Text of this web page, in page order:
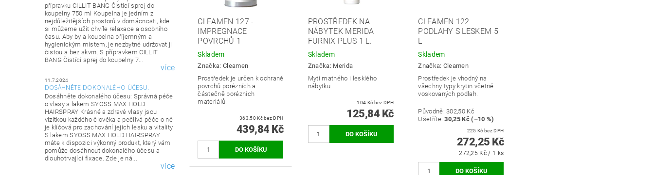
přípravku CILLIT BANG Čistící sprej do
koupelny 750 ml Koupelna je jedním z
nejdůležitějších prostorů v domácnosti, kde
si můžeme užít chvíle relaxace a osobního
času. Aby byla koupelna příjemným a
hygienickým místem, je nezbytné udržovat ji
čistou a bez skvrn. S přípravkem CILLIT
BANG Čistící sprej do koupelny 7...
více
11.7.2024
DOSÁHNĚTE DOKONALÉHO ÚČESU.
Dosáhněte dokonalého účesu: Správná péče
o vlasy s lakem SYOSS MAX HOLD
HAIRSPRAY Krásné a zdravé vlasy jsou
vizitkou každého člověka a pečlivá péče o ně
je klíčová pro zachování jejich lesku a vitality.
S lakem SYOSS MAX HOLD HAIRSPRAY
máte k dispozici výkonný produkt, který vám
pomůže dosáhnout dokonalého účesu a
dlouhotrvající fixace. Zde je ná...
více
CLEAMEN 127 -
IMPREGNACE
POVRCHŮ 1
Skladem
Značka: Cleamen
Prostředek je určen k ochraně
povrchů porézních a
částečně porézních
materiálů.
363,50 Kč bez DPH
439,84 Kč
PROSTŘEDEK NA
NÁBYTEK MERIDA
FURNIX PLUS 1 L.
Skladem
Značka: Merida
Mytí matného i lesklého
nábytku.
104 Kč bez DPH
125,84 Kč
CLEAMEN 122
PODLAHY S LESKEM 5
L
Skladem
Značka: Cleamen
Prostředek je vhodný na
všechny typy krytin včetně
voskovaných podlah.
Původně:302,50 Kč
Ušetříte:30,25 Kč (–10 %)
225 Kč bez DPH
272,25 Kč
272,25 Kč / 1 ks